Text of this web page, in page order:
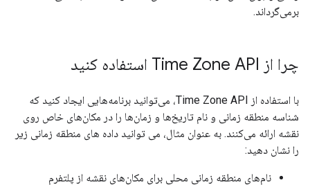
برمی‌گرداند.
چرا از Time Zone API استفاده کنید
با استفاده از Time Zone API، می‌توانید برنامه‌هایی ایجاد کنید که
شناسه منطقه زمانی و نام تاریخ‌ها و زمان‌ها را در مکان‌های خاص روی
نقشه ارائه می‌کنند. به عنوان مثال، می توانید داده های منطقه زمانی زیر
را نشان دهید:
نام‌های منطقه زمانی محلی برای مکان‌های نقشه از پلتفرم